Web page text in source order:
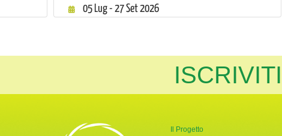
05 Lug - 27 Set 2026
Il Progetto